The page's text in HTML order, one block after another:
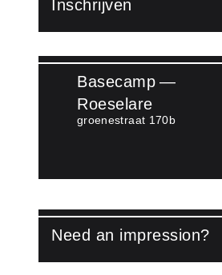
Inschrijven
Lees meer over Inschrijven
Basecamp —
Roeselare
groenestraat 170b
Need an impression?
Lees meer over Watch video